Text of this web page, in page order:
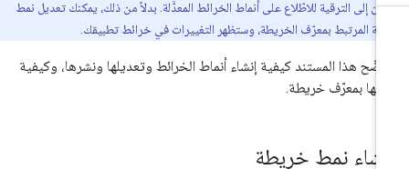
إلى الترقية للاطّلاع على أنماط الخرائط المعدَّلة. بدلاً من ذلك، يمكنك تعديل نمط
المرتبط بمعرّف الخريطة، وستظهر التغييرات في خرائط تطبيقك.
هذا المستند كيفية إنشاء أنماط الخرائط وتعديلها ونشرها، وكيفية
بمعرّف خريطة.
نمط خريطة